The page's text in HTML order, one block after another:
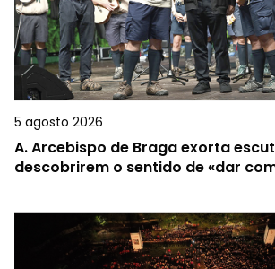
5 agosto 2026
A.Arcebispo de Braga exorta
descobrirem o sentido de «dar